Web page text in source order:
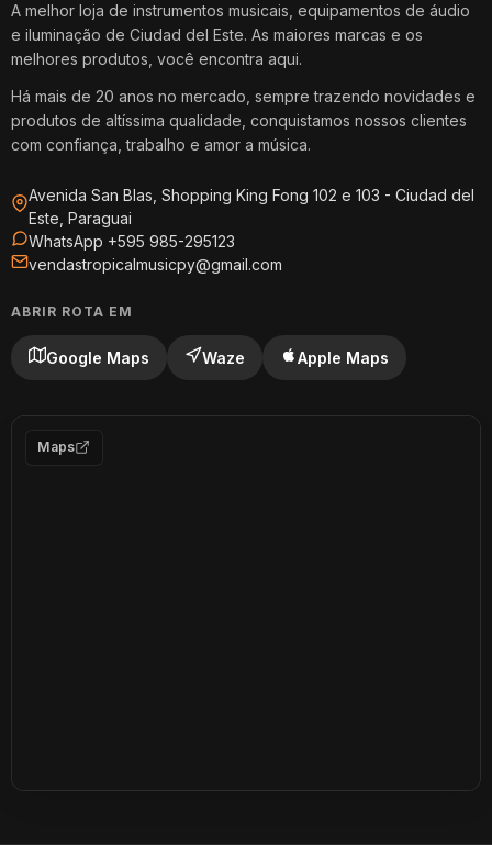
A melhor loja de instrumentos musicais, equipamentos de áudio
e iluminação de Ciudad del Este. As maiores marcas e os
melhores produtos, você encontra aqui.
Há mais de 20 anos no mercado, sempre trazendo novidades e
produtos de altíssima qualidade, conquistamos nossos clientes
com confiança, trabalho e amor a música.
Avenida San Blas, Shopping King Fong 102 e 103 - Ciudad del
Este, Paraguai
WhatsApp +595 985-295123
vendastropicalmusicpy@gmail.com
ABRIR ROTA EM
Google Maps Waze Apple Maps
Maps